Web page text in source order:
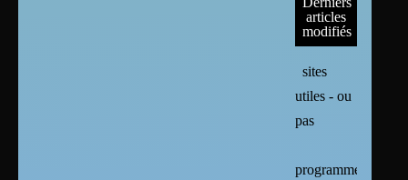
articles
modifiés
sites
utiles - ou
pas
programmes